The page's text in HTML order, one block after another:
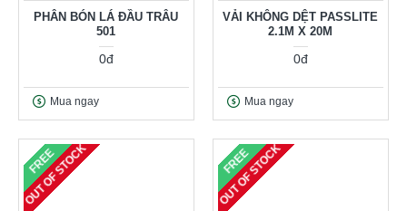
PHÂN BÓN LÁ ĐẦU TRÂU
501
0đ
Mua ngay
VẢI KHÔNG DỆT PASSLITE
2.1M X 20M
0đ
Mua ngay
FREE
OUT OF STOCK FREE
OUT OF STOCK